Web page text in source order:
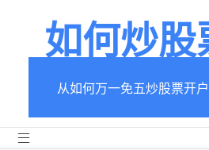
如何炒股
从如何万一免五炒股票开